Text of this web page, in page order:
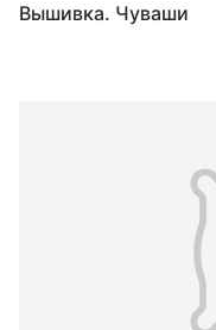
Вышивка. Чуваши